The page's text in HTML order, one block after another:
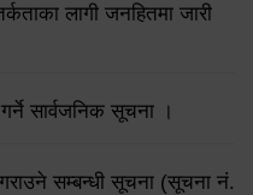
लागी जनहितमा जारी
सार्वजनिक सूचना ।
सम्बन्धी सूचना (सूचना नं.